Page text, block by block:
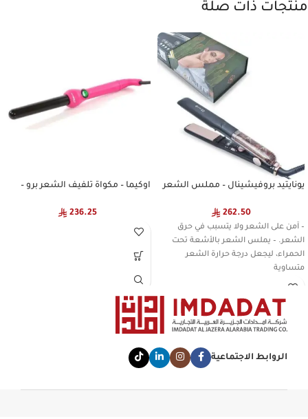
منتجات ذات صلة
يونايتيد بروفيشينال – مملس الشعر
262.50
– آمن على الشعر ولا يتسبب في حرق
الشعر. – يملس الشعر بالأشعة تحت
الحمراء، ليجعل درجة حرارة الشعر
متساوية
اوكيما – مكواة تلفيف الشعر برو –
236.25
الروابط الاجتماعية